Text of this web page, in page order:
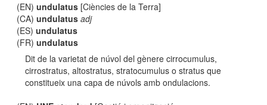
(EN)undulatus [Ciències de la Terra]
(CA)undulatus adj
(ES)undulatus
(FR)undulatus
Dit de la varietat de núvol del gènere cirrocumulus,
cirrostratus, altostratus, stratocumulus o stratus que
constitueix una capa de núvols amb ondulacions.